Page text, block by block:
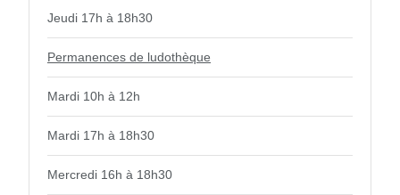
Jeudi 17h à 18h30
Permanences de ludothèque
Mardi 10h à 12h
Mardi 17h à 18h30
Mercredi 16h à 18h30